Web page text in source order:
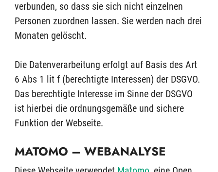
verbunden, so dass sie sich nicht einzelnen
Personen zuordnen lassen. Sie werden nach drei
Monaten gelöscht.
Die Datenverarbeitung erfolgt auf Basis des Art
6 Abs 1 lit f (berechtigte Interessen) der DSGVO.
Das berechtigte Interesse im Sinne der DSGVO
ist hierbei die ordnungsgemäße und sichere
Funktion der Webseite.
MATOMO – WEBANALYSE